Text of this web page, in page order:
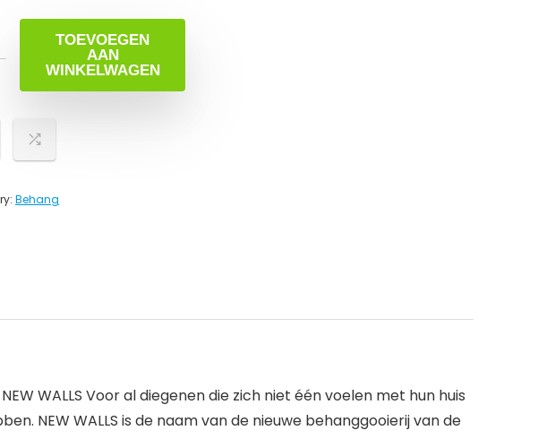
TOEVOEGEN
AAN
WINKELWAGEN
Behang
WALLS Voor al diegenen die zich niet één voelen met hun huis
NEW WALLS is de naam van de nieuwe behanggooierij van de